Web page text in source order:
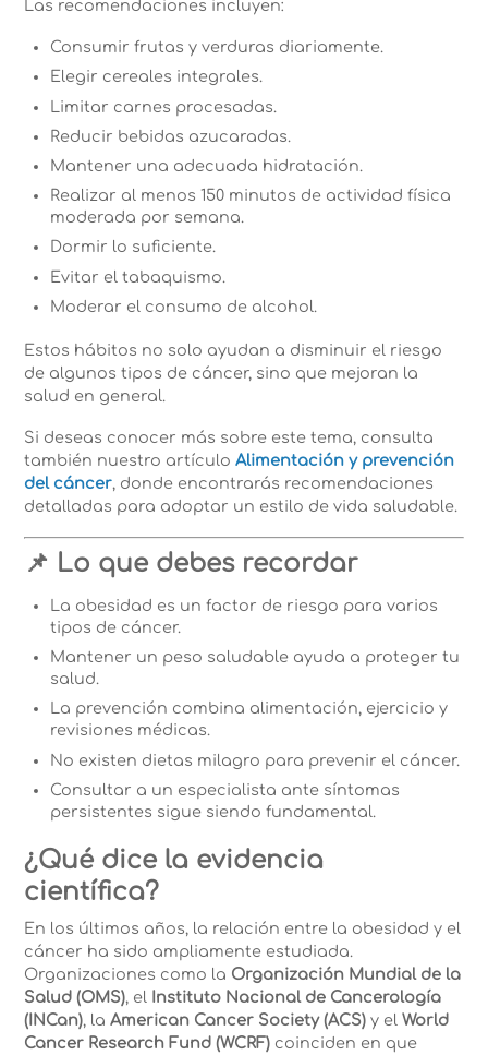
Las recomendaciones incluyen:
Consumir frutas y verduras diariamente.
Elegir cereales integrales.
Limitar carnes procesadas.
Reducir bebidas azucaradas.
Mantener una adecuada hidratación.
Realizar al menos 150 minutos de actividad física
moderada por semana.
Dormir lo suficiente.
Evitar el tabaquismo.
Moderar el consumo de alcohol.
Estos hábitos no solo ayudan a disminuir el riesgo
de algunos tipos de cáncer, sino que mejoran la
salud en general.
Si deseas conocer más sobre este tema, consulta
también nuestro artículoAlimentación y prevención
del cáncer, donde encontrarás recomendaciones
detalladas para adoptar un estilo de vida saludable.
📌 Lo que debes recordar
La obesidad es un factor de riesgo para varios
tipos de cáncer.
Mantener un peso saludable ayuda a proteger tu
salud.
La prevención combina alimentación, ejercicio y
revisiones médicas.
No existen dietas milagro para prevenir el cáncer.
Consultar a un especialista ante síntomas
persistentes sigue siendo fundamental.
¿Qué dice la evidencia
científica?
En los últimos años, la relación entre la obesidad y el
cáncer ha sido ampliamente estudiada.
Organizaciones como la Organización Mundial de la
Salud (OMS), el
Instituto Nacional de Cancerología
(INCan), laAmerican Cancer Society (ACS) y elWorld
Cancer Research Fund (WCRF) coinciden en que